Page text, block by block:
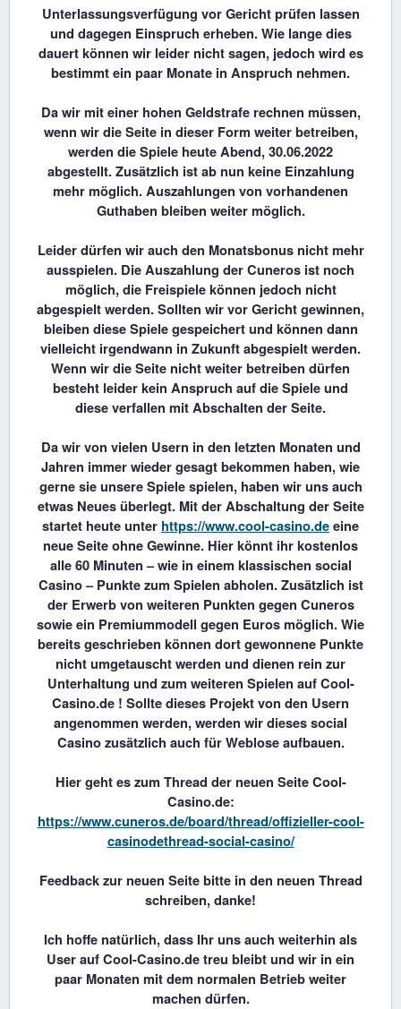
Unterlassungsverfügung vor Gericht prüfen lassen
und dagegen Einspruch erheben. Wie lange dies
dauert können wir leider nicht sagen, jedoch wird es
bestimmt ein paar Monate in Anspruch nehmen.
Da wir mit einer hohen Geldstrafe rechnen müssen,
wenn wir die Seite in dieser Form weiter betreiben,
werden die Spiele heute Abend, 30.06.2022
abgestellt. Zusätzlich ist ab nun keine Einzahlung
mehr möglich. Auszahlungen von vorhandenen
Guthaben bleiben weiter möglich.
Leider dürfen wir auch den Monatsbonus nicht mehr
ausspielen. Die Auszahlung der Cuneros ist noch
möglich, die Freispiele können jedoch nicht
abgespielt werden. Sollten wir vor Gericht gewinnen,
bleiben diese Spiele gespeichert und können dann
vielleicht irgendwann in Zukunft abgespielt werden.
Wenn wir die Seite nicht weiter betreiben dürfen
besteht leider kein Anspruch auf die Spiele und
diese verfallen mit Abschalten der Seite.
Da wir von vielen Usern in den letzten Monaten und
Jahren immer wieder gesagt bekommen haben, wie
gerne sie unsere Spiele spielen, haben wir uns auch
etwas Neues überlegt. Mit der Abschaltung der Seite
startet heute unter https://www.cool-casino.deeine
neue Seite ohne Gewinne. Hier könnt ihr kostenlos
alle 60 Minuten – wie in einem klassischen social
Casino – Punkte zum Spielen abholen. Zusätzlich ist
der Erwerb von weiteren Punkten gegen Cuneros
sowie ein Premiummodell gegen Euros möglich. Wie
bereits geschrieben können dort gewonnene Punkte
nicht umgetauscht werden und dienen rein zur
Unterhaltung und zum weiteren Spielen auf Cool-
Casino.de ! Sollte dieses Projekt von den Usern
angenommen werden, werden wir dieses social
Casino zusätzlich auch für Weblose aufbauen.
Hier geht es zum Thread der neuen Seite Cool-
Casino.de:
https://www.cuneros.de/board/thread/offizieller-cool-
casinodethread-social-casino/
Feedback zur neuen Seite bitte in den neuen Thread
schreiben, danke!
Ich hoffe natürlich, dass Ihr uns auch weiterhin als
User auf Cool-Casino.de treu bleibt und wir in ein
paar Monaten mit dem normalen Betrieb weiter
machen dürfen.